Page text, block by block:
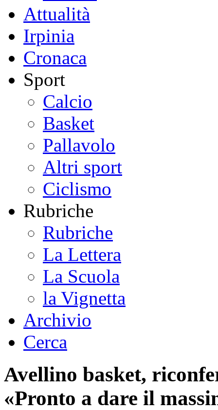
Attualità
Irpinia
Cronaca
Sport
Calcio
Basket
Pallavolo
Altri sport
Ciclismo
Rubriche
Rubriche
La Lettera
La Scuola
la Vignetta
Archivio
Cerca
Avellino basket,
«Pronto a dare il